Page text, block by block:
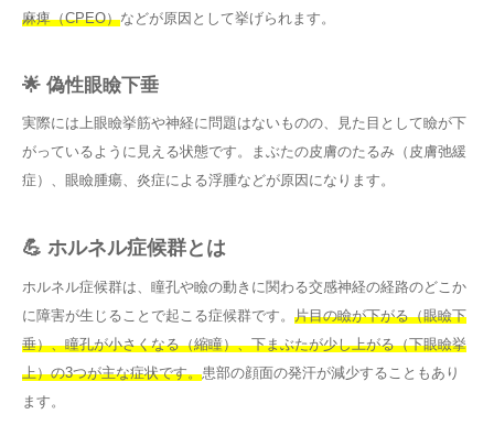
麻痺（CPEO）などが原因として挙げられます。
🌟 偽性眼瞼下垂
実際には上眼瞼挙筋や神経に問題はないものの、見た目として瞼が下
がっているように見える状態です。まぶたの皮膚のたるみ（皮膚弛緩
症）、眼瞼腫瘍、炎症による浮腫などが原因になります。
💪 ホルネル症候群とは
ホルネル症候群は、瞳孔や瞼の動きに関わる交感神経の経路のどこか
に障害が生じることで起こる症候群です。 片目の瞼が下がる（眼瞼下
垂）、瞳孔が小さくなる（縮瞳）、下まぶたが少し上がる（下眼瞼挙
上）の3つが主な症状です。患部の顔面の発汗が減少することもあり
ます。